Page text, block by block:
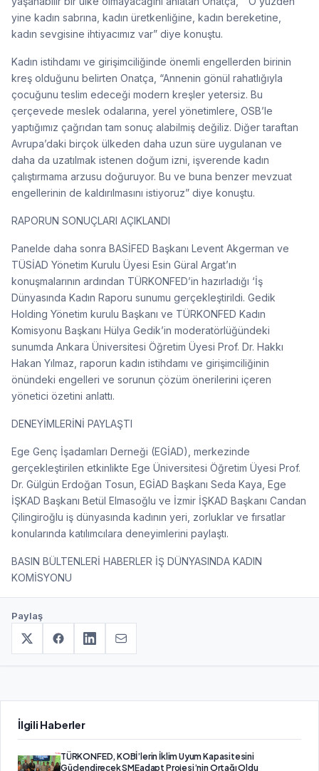
yine kadın sabrına, kadın üretkenliğine, kadın bereketine,
kadın sevgisine ihtiyacımız var” diye konuştu.
Kadın istihdamı ve girişimciliğinde önemli engellerden birinin
kreş olduğunu belirten Onatça, “Annenin gönül rahatlığıyla
çocuğunu teslim edeceği modern kreşler yetersiz. Bu
çerçevede meslek odalarına, yerel yönetimlere, OSB’le
yaptığımız çağrıdan tam sonuç alabilmiş değiliz. Diğer taraftan
Avrupa’daki birçok ülkeden daha uzun süre uygulanan ve
daha da uzatılmak istenen doğum izni, işverende kadın
çalıştırmama arzusu doğuruyor. Bu ve buna benzer mevzuat
engellerinin de kaldırılmasını istiyoruz” diye konuştu.
RAPORUN SONUÇLARI AÇIKLANDI
Panelde daha sonra BASİFED Başkanı Levent Akgerman ve
TÜSİAD Yönetim Kurulu Üyesi Esin Güral Argat’ın
konuşmalarının ardından TÜRKONFED’in hazırladığı ‘İş
Dünyasında Kadın Raporu sunumu gerçekleştirildi. Gedik
Holding Yönetim kurulu Başkanı ve TÜRKONFED Kadın
Komisyonu Başkanı Hülya Gedik’in moderatörlüğündeki
sunumda Ankara Üniversitesi Öğretim Üyesi Prof. Dr. Hakkı
Hakan Yılmaz, raporun kadın istihdamı ve girişimciliğinin
önündeki engelleri ve sorunun çözüm önerilerini içeren
yönetici özetini anlattı.
DENEYİMLERİNİ PAYLAŞTI
Ege Genç İşadamları Derneği (EGİAD), merkezinde
gerçekleştirilen etkinlikte Ege Üniversitesi Öğretim Üyesi Prof.
Dr. Gülgün Erdoğan Tosun, EGİAD Başkanı Seda Kaya, Ege
İŞKAD Başkanı Betül Elmasoğlu ve İzmir İŞKAD Başkanı Candan
Çilingiroğlu iş dünyasında kadının yeri, zorluklar ve fırsatlar
konularında katılımcılara deneyimlerini paylaştı.
BASIN BÜLTENLERİ HABERLER İŞ DÜNYASINDA KADIN
KOMİSYONU
Paylaş
İlgili Haberler
TÜRKONFED, KOBİ’lerin İklim Uyum Kapasitesini
Güçlendirecek SMEadapt Projesi’nin Ortağı Oldu